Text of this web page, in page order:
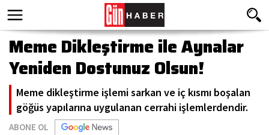
Meme Dikleştirme ile Aynalar
Yeniden Dostunuz Olsun!
Meme dikleştirme işlemi sarkan ve iç kısmı boşalan
göğüs yapılarına uygulanan cerrahi işlemlerdendir.
ABONE OL